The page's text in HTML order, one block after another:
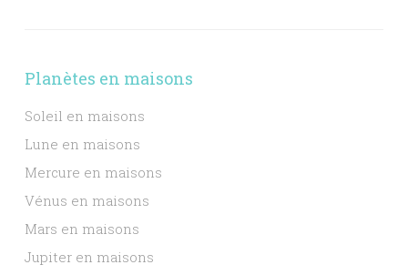
Planètes en maisons
Soleil en maisons
Lune en maisons
Mercure en maisons
Vénus en maisons
Mars en maisons
Jupiter en maisons